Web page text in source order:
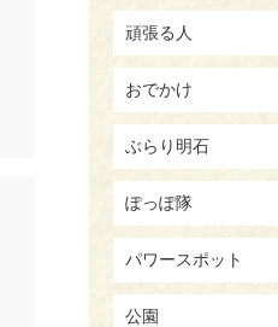
頑張る人
おでかけ
ぶらり明石
ぽっぽ隊
パワースポット
公園